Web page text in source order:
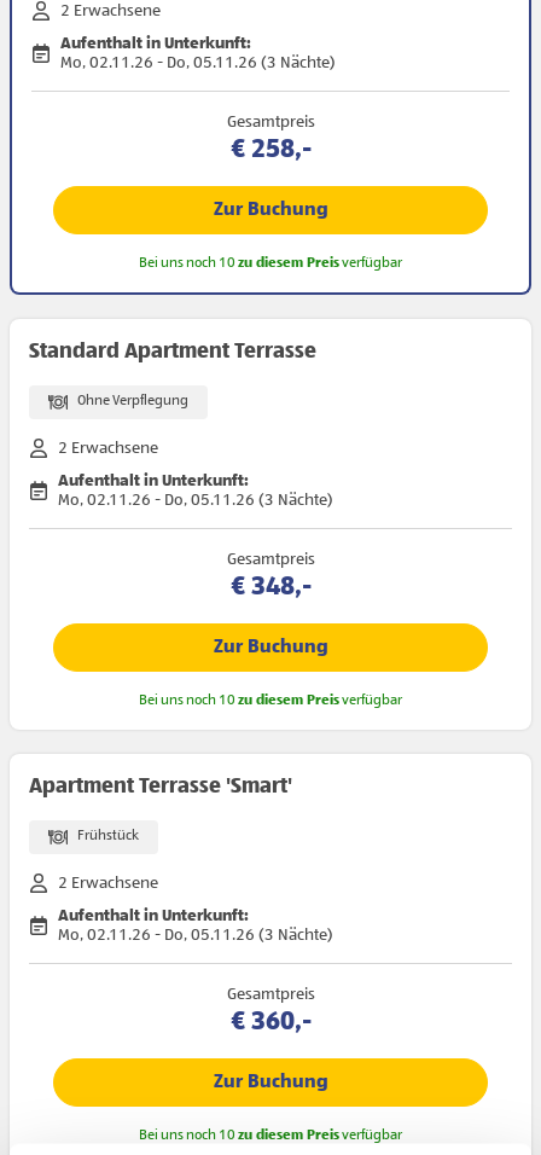
2 Erwachsene
Aufenthalt in Unterkunft:
Mo, 02.11.26 - Do, 05.11.26 (3 Nächte)
Gesamtpreis
€ 258,-
Zur Buchung
Bei uns noch 10 zu diesem Preisverfügbar
Standard Apartment Terrasse
Ohne Verpflegung
2 Erwachsene
Aufenthalt in Unterkunft:
Mo, 02.11.26 - Do, 05.11.26 (3 Nächte)
Gesamtpreis
€ 348,-
Zur Buchung
Bei uns noch 10 zu diesem Preisverfügbar
Apartment Terrasse 'Smart'
Frühstück
2 Erwachsene
Aufenthalt in Unterkunft:
Mo, 02.11.26 - Do, 05.11.26 (3 Nächte)
Gesamtpreis
€ 360,-
Zur Buchung
Bei uns noch 10 zu diesem Preisverfügbar